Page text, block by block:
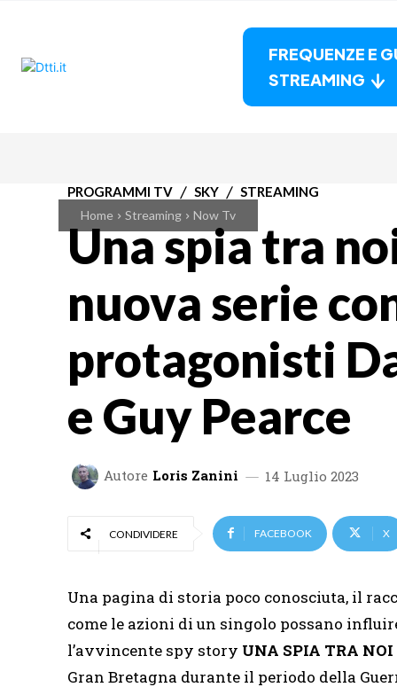
FREQUENZE E
STREAMING
Home Streaming Now Tv
PROGRAMMI TV SKY STREAMING
Una spia tra
nuova serie
protagonisti
e Guy Pearce
Autore Loris Zanini 14 Luglio 2023
CONDIVIDERE FACEBOOK X
Una pagina di storia poco conosciuta, il
come le azioni di un singolo possano
l’avvincente spy story UNA SPIA TRA
Gran Bretagna durante il periodo della